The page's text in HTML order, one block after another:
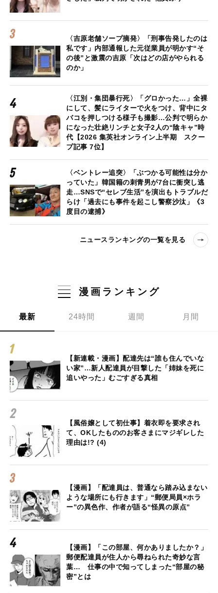
〈吉原老舗ソープ摘発〉「刑事告発したのは
私です」内部通報した元従業員が明かす“そ
の後”と激震の吉原「次はどの店がやられる
のか」
〈江別・集団暴行死〉「グロかった…」全裸
にして、髪にライターで火をつけ、背中にタ
バコを押しつける様子も撮影…公判で明らか
になった壮絶リンチと女子2人の“陰キャ”時
代【2026 集英社オンライン上半期 スクー
プ記事 7位】
〈ベントレー追突〉「ぶつかる可能性は分か
っていた」韓国籍の刺青男が7台に衝突し逃
走…SNSで“セレブ生活”を演出もトラブルだ
らけ「過去にも事件を起こし警察沙汰」《3
度目の逮捕》
ニュースランキングの一覧を見る
漫画ランキング
最新 24時間 週間 月間
【新連載・漫画】配達先は“誰も住んでいな
い家”…新人配達員が目撃した「姉妹を死に
追いやった」むごすぎる真相
【風俗嬢として初仕事】着衣即を要求され
て、OKしたもののお客さまにマジギレした
理由は!? (4)
【漫画】「配達員は、普通なら踏み込まない
ような場所にも行きます」“郵便局員×ホラ
ー”の異色作、作者が語る“怪異の原点”
【漫画】「この部屋、何かありましたか？」
郵便配達員が住人から尋ねられた奇妙な言
葉… 仕事の中で知ってしまった“部屋の秘
密”とは